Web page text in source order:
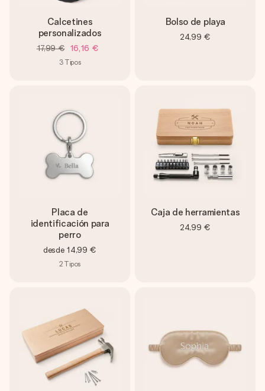
Calcetines
personalizados
17,99 € 16,16 €
3 Tipos
Bolso de playa
24,99 €
Placa de
identificación para
perro
desde 14,99 €
2 Tipos
Caja de herramientas
24,99 €